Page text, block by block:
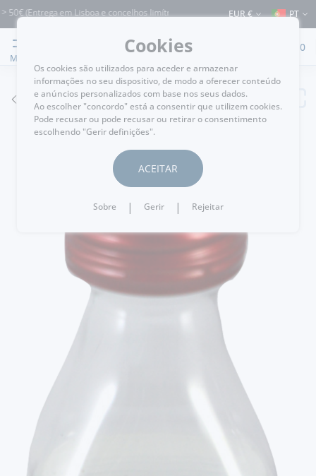
em Lisboa e concelhos limítrofes) ⚠️ Envios para Portugal e para o
EUR € PT
MENU
0
VOLTAR
Cookies
Os cookies são utilizados para aceder e armazenar
informações no seu dispositivo, de modo a oferecer conteúdo
e anúncios personalizados com base nos seus dados.
Ao escolher "concordo" está a consentir que utilizem cookies.
Pode recusar ou pode recusar ou retirar o consentimento
escolhendo "Gerir definições".
ACEITAR
Sobre | Gerir | Rejeitar